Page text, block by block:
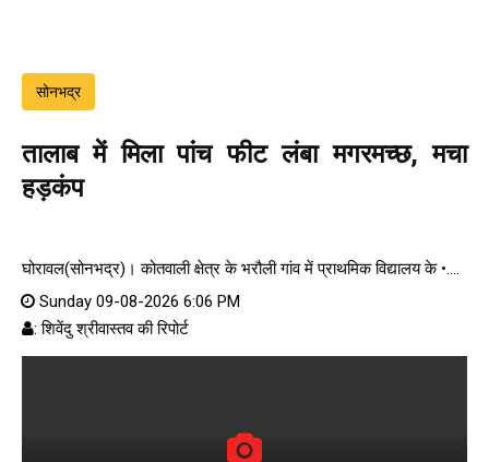
सोनभद्र
तालाब में मिला पांच फीट लंबा मगरमच्छ, मचा
हड़कंप
घोरावल(सोनभद्र)। कोतवाली क्षेत्र के भरौली गांव में प्राथमिक विद्यालय के •....
Sunday 09-08-2026 6:06 PM
: शिवेंदु श्रीवास्तव की रिपोर्ट